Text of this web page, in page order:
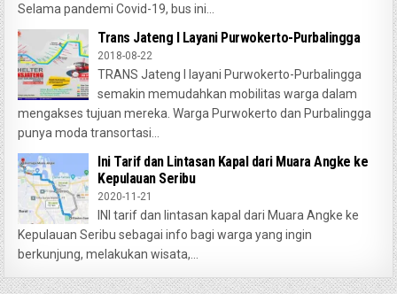
Selama pandemi Covid-19, bus ini...
Trans Jateng I Layani Purwokerto-Purbalingga
2018-08-22
TRANS Jateng I layani Purwokerto-Purbalingga
semakin memudahkan mobilitas warga dalam
mengakses tujuan mereka. Warga Purwokerto dan Purbalingga
punya moda transortasi...
Ini Tarif dan Lintasan Kapal dari Muara Angke ke
Kepulauan Seribu
2020-11-21
INI tarif dan lintasan kapal dari Muara Angke ke
Kepulauan Seribu sebagai info bagi warga yang ingin
berkunjung, melakukan wisata,...